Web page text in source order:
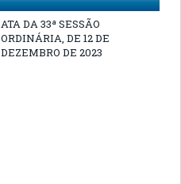
ATA DA 33ª SESSÃO
ORDINÁRIA, DE 12 DE
DEZEMBRO DE 2023